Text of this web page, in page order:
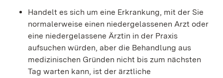
Handelt es sich um eine Erkrankung, mit der Sie
normalerweise einen niedergelassenen Arzt oder
eine niedergelassene Ärztin in der Praxis
aufsuchen würden, aber die Behandlung aus
medizinischen Gründen nicht bis zum nächsten
Tag warten kann, ist der ärztliche